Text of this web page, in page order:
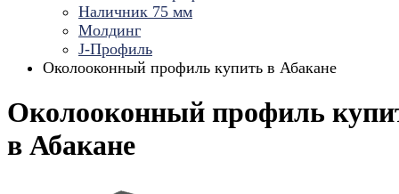
Наличник 75 мм
Молдинг
J-Профиль
Околооконный профиль купить в Абакане
Околооконный профиль
в Абакане